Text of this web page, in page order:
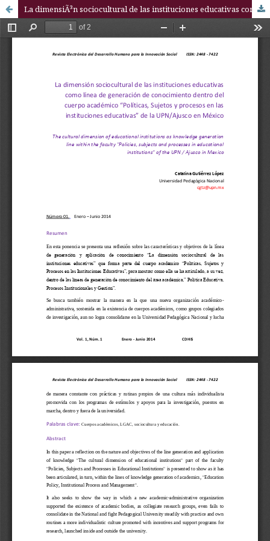
La dimensiÃ³n sociocultural de las instituciones educativas como lÃ­nea de generaciÃ³n de conocimiento dentro del cuerpo acadÃ©mico â€œPolÃ­ticas, Sujetos y procesos en las instituciones educativasâ€? de la UPN/Ajusco en MÃ©xico